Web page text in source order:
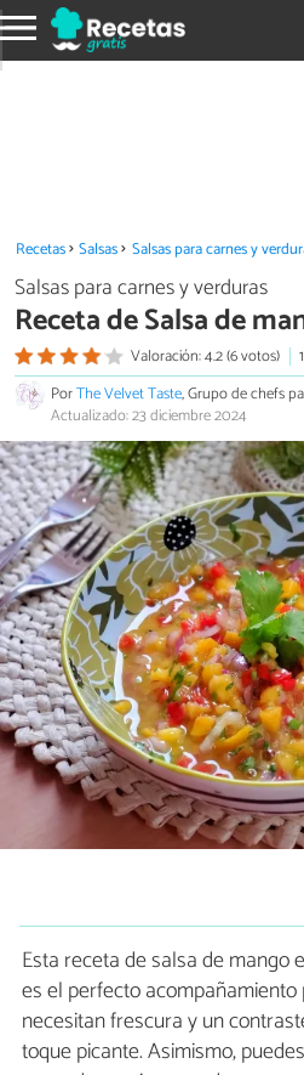
Recetas Salsas Salsas para carnes y
Salsas para carnes y verduras
Receta de Salsa de
Valoración: 4.2 (6 votos)
PorThe Velvet Taste, Grupo de chefs
Actualizado: 23 diciembre 2024
Esta receta de salsa de mango
es el perfecto
necesitan frescura y un
toque picante. Asimismo,